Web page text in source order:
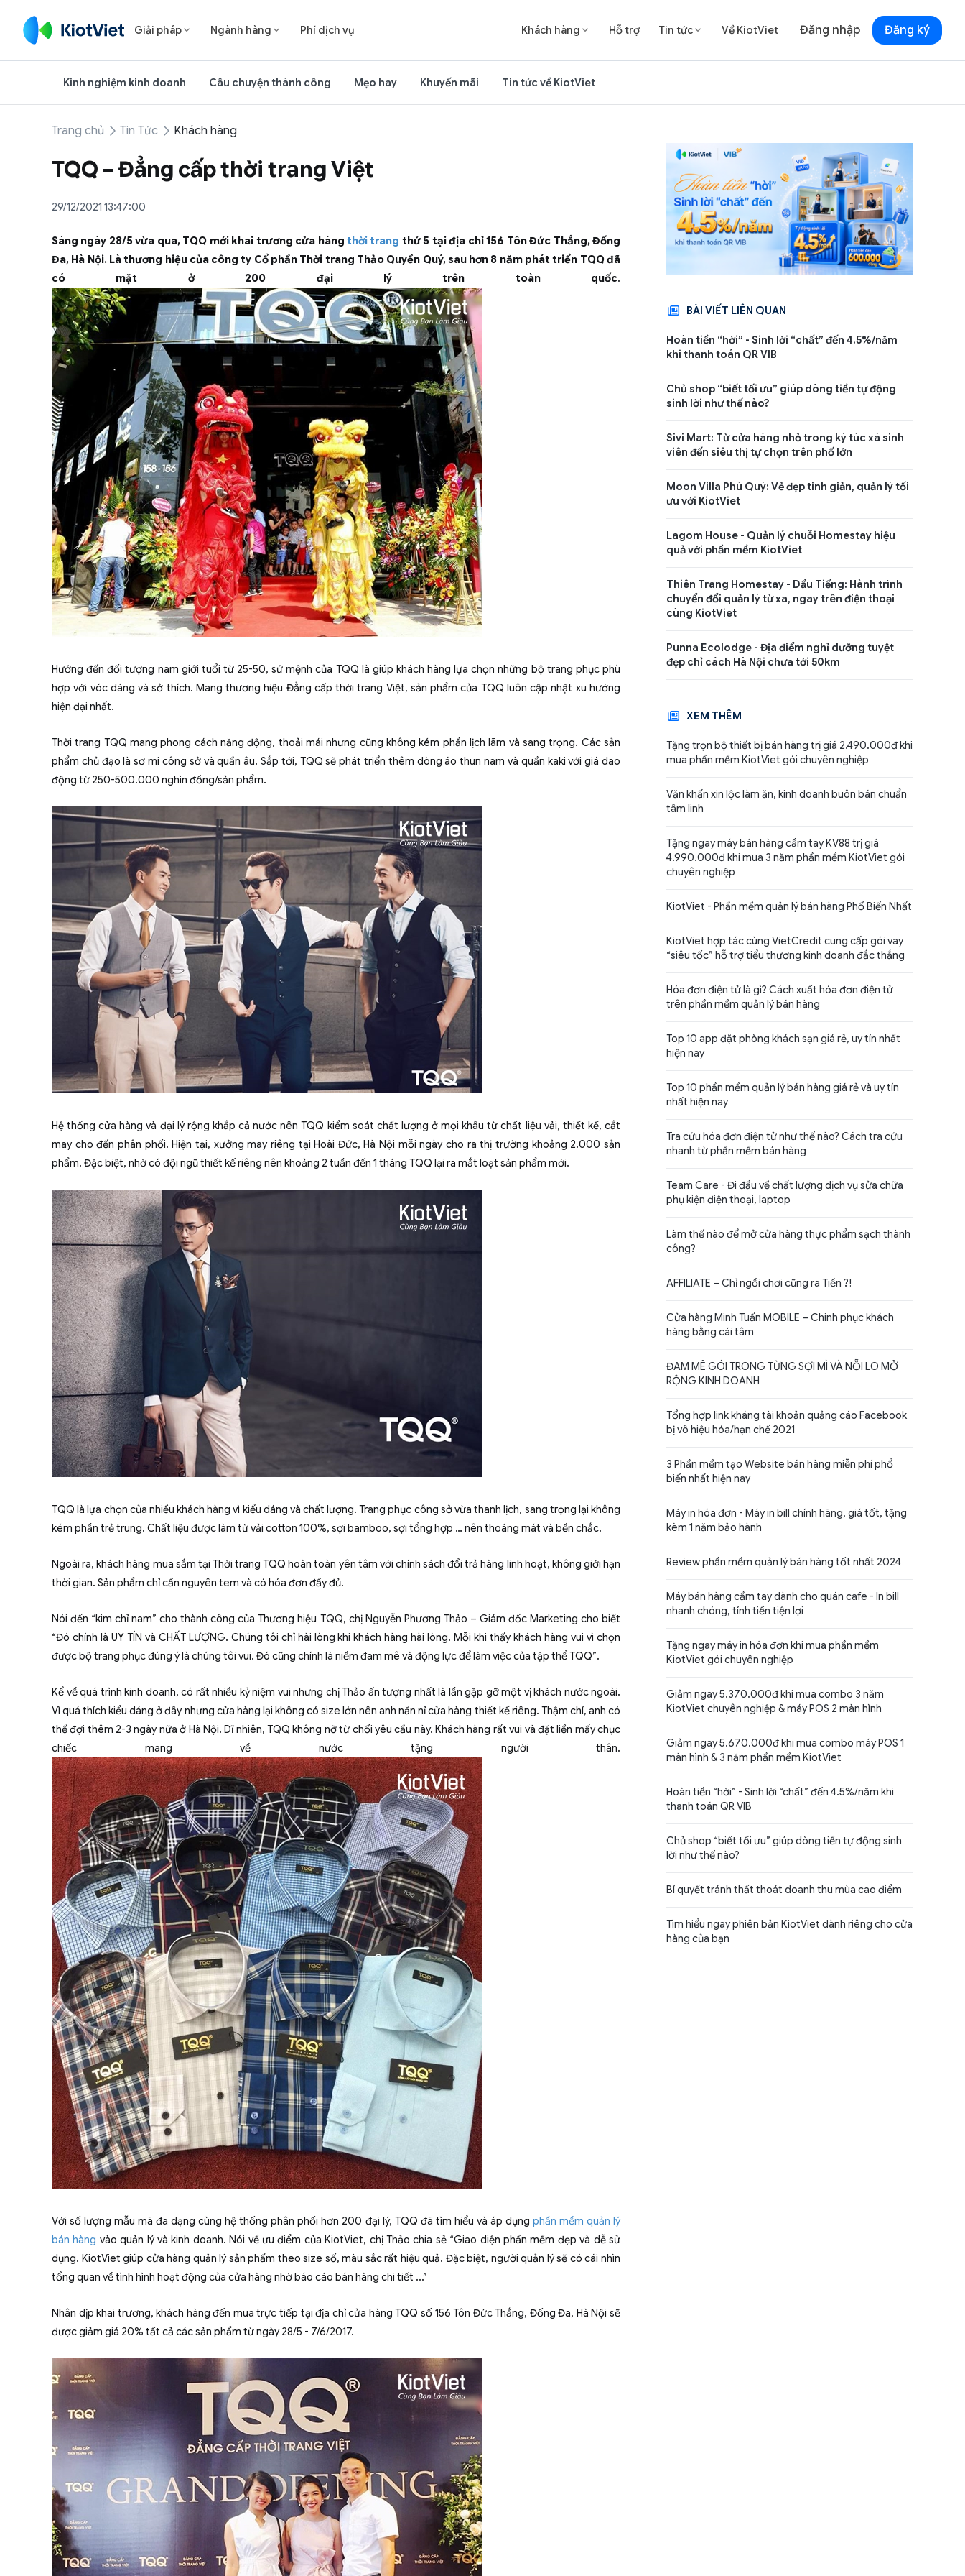
Giải pháp  Ngành hàng  Phí dịch vụ Khách hàng  Hỗ trợ Tin tức  Về KiotViet Đăng nhập Đăng ký
Kinh nghiệm kinh doanh Câu chuyện thành công Mẹo hay Khuyến mãi Tin tức về KiotViet
Trang chủ Tin Tức Khách hàng
TQQ – Đẳng cấp thời trang Việt
29/12/2021 13:47:00
Sáng ngày 28/5 vừa qua, TQQ mới khai trương cửa hàng thời trang thứ 5 tại địa chỉ 156 Tôn Đức Thắng, Đống
Đa, Hà Nội. Là thương hiệu của công ty Cổ phần Thời trang Thảo Quyền Quý, sau hơn 8 năm phát triển TQQ đã
có mặt ở 200 đại lý trên toàn quốc.
Hướng đến đối tượng nam giới tuổi từ 25-50, sứ mệnh của TQQ là giúp khách hàng lựa chọn những bộ trang phục phù
hợp với vóc dáng và sở thích. Mang thương hiệu Đẳng cấpthời trang Việt, sản phẩm của TQQ luôn cập nhật xu hướng
hiện đại nhất.
Thời trang TQQ mang phong cách năng động, thoải mái nhưng cũng không kém phần lịch lãm và sang trọng. Các sản
phẩm chủ đạo là sơ mi công sở và quần âu. Sắp tới, TQQ sẽ phát triển thêm dòng áo thun nam và quần kaki với giá dao
động từ 250-500.000 nghìn đồng/sản phẩm.
Hệ thống cửa hàng và đại lý rộng khắp cả nước nên TQQ kiểm soát chất lượng ở mọi khâu từ chất liệu vải, thiết kế, cắt
may cho đến phân phối. Hiện tại, xưởng may riêng tại Hoài Đức, Hà Nội mỗi ngày cho ra thị trường khoảng 2.000 sản
phẩm. Đặc biệt, nhờ có đội ngũ thiết kế riêng nên khoảng 2 tuần đến 1 tháng TQQ lại ra mắt loạt sản phẩm mới.
TQQ là lựa chọn của nhiều khách hàng vì kiểu dáng và chất lượng. Trang phục công sở vừa thanh lịch, sang trọng lại không
kém phần trẻ trung. Chất liệu được làm từ vải cotton 100%, sợi bamboo, sợi tổng hợp … nên thoáng mát và bền chắc.
Ngoài ra, khách hàng mua sắm tại Thời trang TQQ hoàn toàn yên tâm với chính sách đổi trả hàng linh hoạt, không giới hạn
thời gian. Sản phẩm chỉ cần nguyên tem và có hóa đơn đầy đủ.
Nói đến “kim chỉ nam” cho thành công của Thương hiệu TQQ, chị Nguyễn Phương Thảo – Giám đốc Marketing cho biết
“Đó chính là UY TÍN và CHẤT LƯỢNG. Chúng tôi chỉ hài lòng khi khách hàng hài lòng. Mỗi khi thấy khách hàng vui vì chọn
được bộ trang phục đúng ý là chúng tôi vui. Đó cũng chính là niềm đam mê và động lực để làm việc của tập thể TQQ”.
Kể về quá trình kinh doanh, có rất nhiều kỷ niệm vui nhưng chị Thảo ấn tượng nhất là lần gặp gỡ một vị khách nước ngoài.
Vì quá thích kiểu dáng ở đây nhưng cửa hàng lại không có size lớn nên anh năn nỉ cửa hàng thiết kế riêng. Thậm chí, anh có
thể đợi thêm 2-3 ngày nữa ở Hà Nội. Dĩ nhiên, TQQ không nỡ từ chối yêu cầu này. Khách hàng rất vui và đặt liền mấy chục
chiếc mang về nước tặng người thân.
Với số lượng mẫu mã đa dạng cùng hệ thống phân phối hơn 200 đại lý, TQQ đã tìm hiểu và áp dụng phần mềm quản lý
bán hàng vào quản lý và kinh doanh. Nói về ưu điểm của KiotViet, chị Thảo chia sẻ “Giao diện phần mềm đẹp và dễ sử
dụng. KiotViet giúp cửa hàng quản lý sản phẩm theo size số, màu sắc rất hiệu quả. Đặc biệt, người quản lý sẽ có cái nhìn
tổng quan về tình hình hoạt động của cửa hàng nhờ báo cáo bán hàng chi tiết ...”
Nhân dịp khai trương, khách hàng đến mua trực tiếp tại địa chỉ cửa hàng TQQ số 156 Tôn Đức Thắng, Đống Đa, Hà Nội sẽ
được giảm giá 20% tất cả các sản phẩm từ ngày 28/5 - 7/6/2017.
BÀI VIẾT LIÊN QUAN
Hoàn tiền “hời” - Sinh lời “chất” đến 4.5%/năm
khi thanh toán QR VIB
Chủ shop “biết tối ưu” giúp dòng tiền tự động
sinh lời như thế nào?
Sivi Mart: Từ cửa hàng nhỏ trong ký túc xá sinh
viên đến siêu thị tự chọn trên phố lớn
Moon Villa Phú Quý: Vẻ đẹp tinh giản, quản lý tối
ưu với KiotViet
Lagom House - Quản lý chuỗi Homestay hiệu
quả với phần mềm KiotViet
Thiên Trang Homestay - Dầu Tiếng: Hành trình
chuyển đổi quản lý từ xa, ngay trên điện thoại
cùng KiotViet
Punna Ecolodge - Địa điểm nghỉ dưỡng tuyệt
đẹp chỉ cách Hà Nội chưa tới 50km
XEM THÊM
Tặng trọn bộ thiết bị bán hàng trị giá 2.490.000đ khi
mua phần mềm KiotViet gói chuyên nghiệp
Văn khấn xin lộc làm ăn, kinh doanh buôn bán chuẩn
tâm linh
Tặng ngay máy bán hàng cầm tay KV88 trị giá
4.990.000đ khi mua 3 năm phần mềm KiotViet gói
chuyên nghiệp
KiotViet - Phần mềm quản lý bán hàng Phổ Biến Nhất
KiotViet hợp tác cùng VietCredit cung cấp gói vay
“siêu tốc” hỗ trợ tiểu thương kinh doanh đắc thắng
Hóa đơn điện tử là gì? Cách xuất hóa đơn điện tử
trên phần mềm quản lý bán hàng
Top 10 app đặt phòng khách sạn giá rẻ, uy tín nhất
hiện nay
Top 10 phần mềm quản lý bán hàng giá rẻ và uy tín
nhất hiện nay
Tra cứu hóa đơn điện tử như thế nào? Cách tra cứu
nhanh từ phần mềm bán hàng
Team Care - Đi đầu về chất lượng dịch vụ sửa chữa
phụ kiện điện thoại, laptop
Làm thế nào để mở cửa hàng thực phẩm sạch thành
công?
AFFILIATE – Chỉ ngồi chơi cũng ra Tiền ?!
Cửa hàng Minh Tuấn MOBILE – Chinh phục khách
hàng bằng cái tâm
ĐAM MÊ GÓI TRONG TỪNG SỢI MÌ VÀ NỖI LO MỞ
RỘNG KINH DOANH
Tổng hợp link kháng tài khoản quảng cáo Facebook
bị vô hiệu hóa/hạn chế 2021
3 Phần mềm tạo Website bán hàng miễn phí phổ
biến nhất hiện nay
Máy in hóa đơn - Máy in bill chính hãng, giá tốt, tặng
kèm 1 năm bảo hành
Review phần mềm quản lý bán hàng tốt nhất 2024
Máy bán hàng cầm tay dành cho quán cafe - In bill
nhanh chóng, tính tiền tiện lợi
Tặng ngay máy in hóa đơn khi mua phần mềm
KiotViet gói chuyên nghiệp
Giảm ngay 5.370.000đ khi mua combo 3 năm
KiotViet chuyên nghiệp & máy POS 2 màn hình
Giảm ngay 5.670.000đ khi mua combo máy POS 1
màn hình & 3 năm phần mềm KiotViet
Hoàn tiền “hời” - Sinh lời “chất” đến 4.5%/năm khi
thanh toán QR VIB
Chủ shop “biết tối ưu” giúp dòng tiền tự động sinh
lời như thế nào?
Bí quyết tránh thất thoát doanh thu mùa cao điểm
Tìm hiểu ngay phiên bản KiotViet dành riêng cho cửa
hàng của bạn